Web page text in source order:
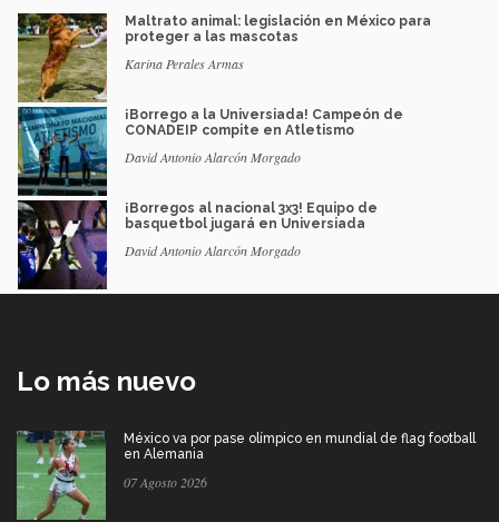
Maltrato animal: legislación en México para
proteger a las mascotas
Karina Perales Armas
¡Borrego a la Universiada! Campeón de
CONADEIP compite en Atletismo
David Antonio Alarcón Morgado
¡Borregos al nacional 3x3! Equipo de
basquetbol jugará en Universiada
David Antonio Alarcón Morgado
Lo más nuevo
México va por pase olímpico en mundial de flag football
en Alemania
07 Agosto 2026